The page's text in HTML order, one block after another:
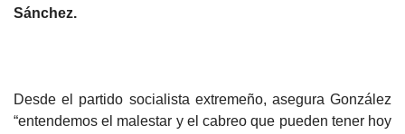
Sánchez.
Desde el partido socialista extremeño, asegura González
“entendemos el malestar y el cabreo que pueden tener hoy